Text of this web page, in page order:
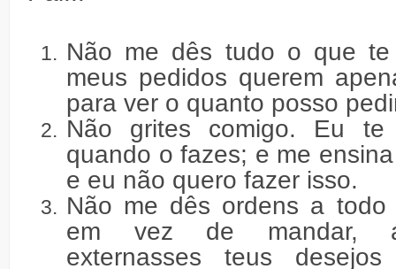
Não me dês tudo o que
meus pedidos querem
para ver o quanto posso
Não grites comigo. Eu te
quando o fazes; e me
e eu não quero fazer isso.
Não me dês ordens a todo
em vez de mandar,
externasses teus